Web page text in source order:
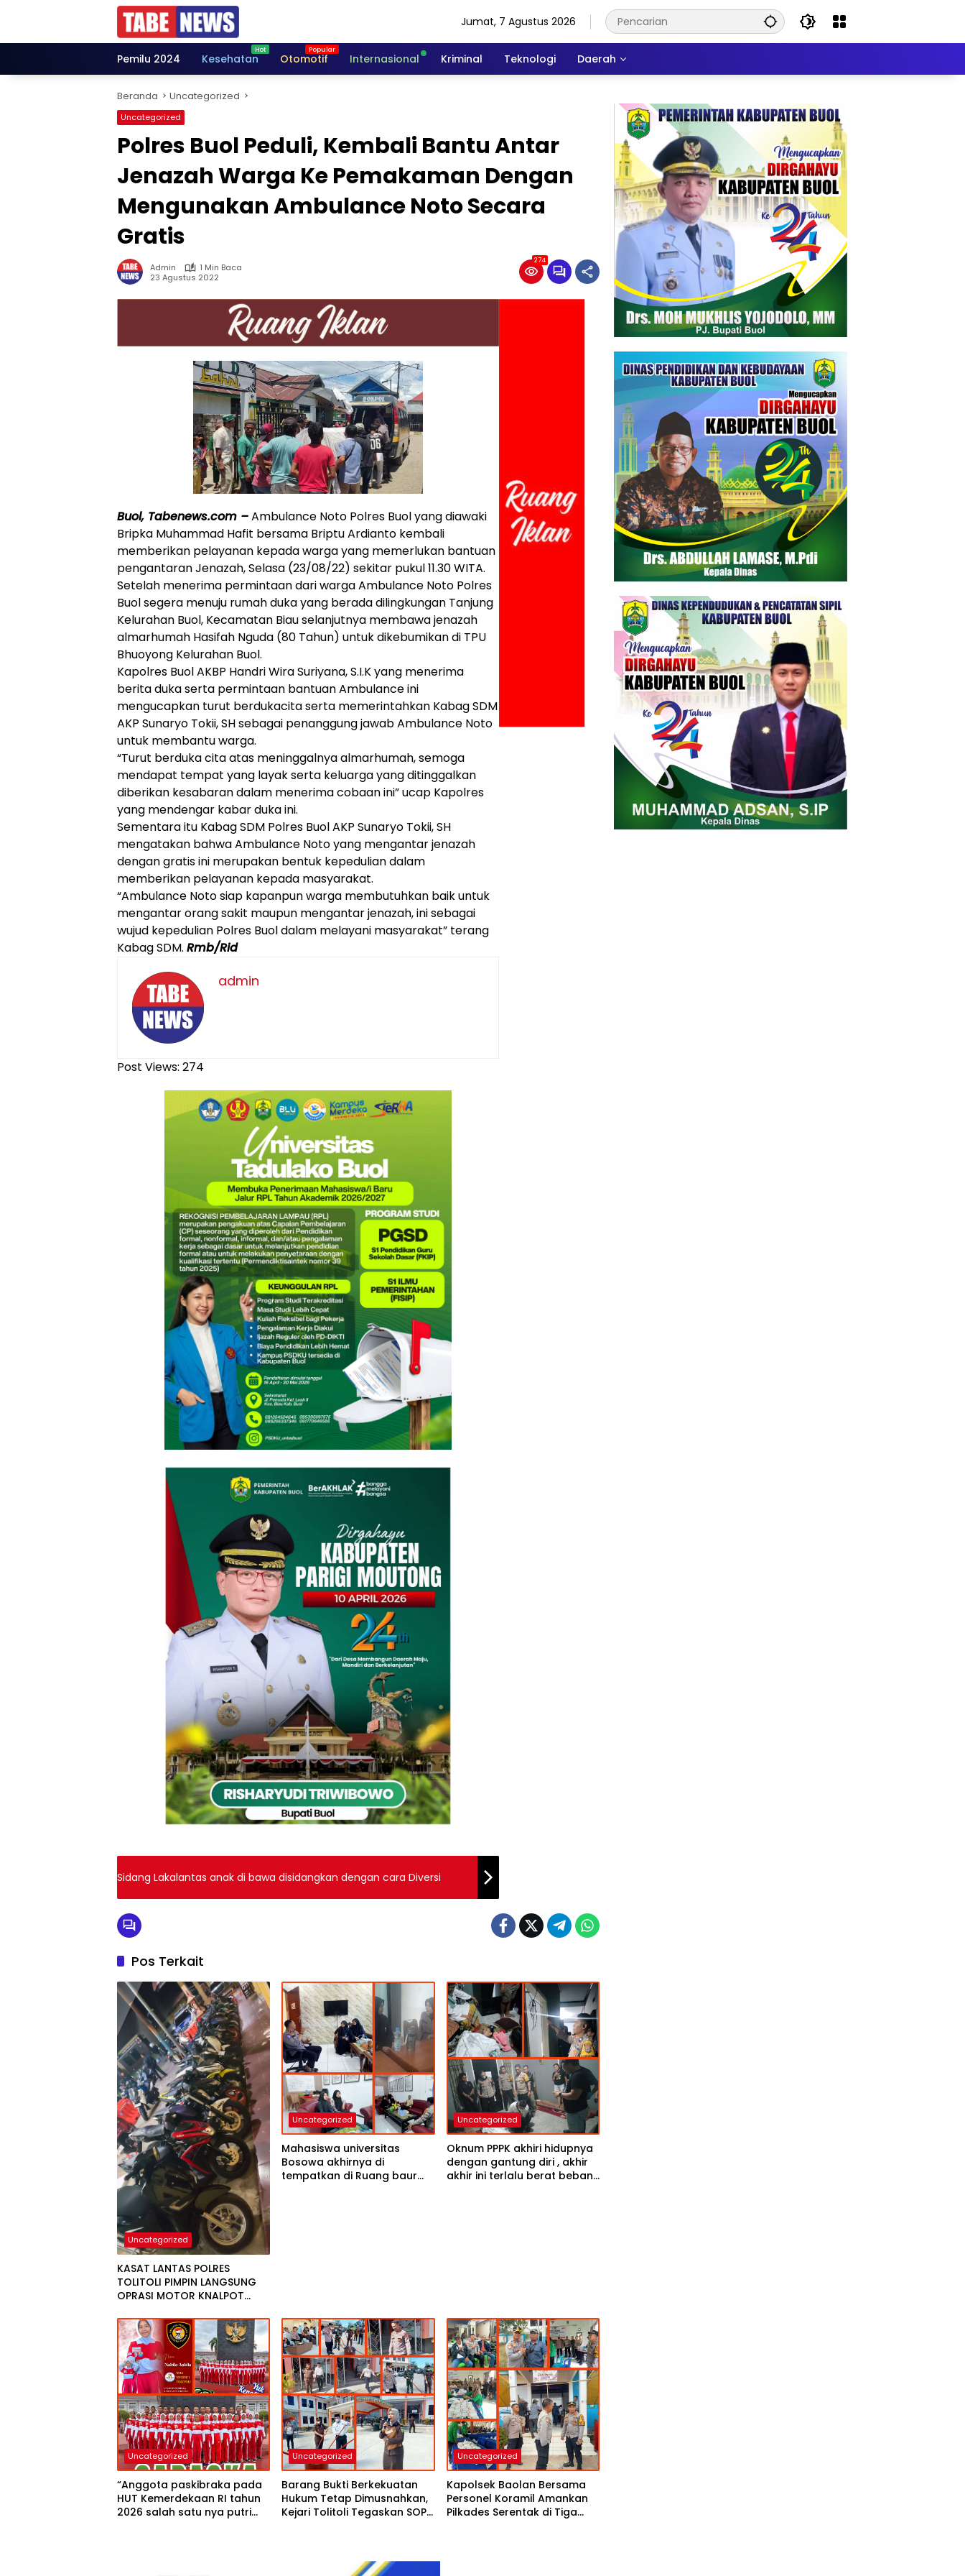
Jumat, 7 Agustus 2026
Pemilu 2024 Kesehatan Otomotif Internasional Kriminal Teknologi Daerah
Beranda Uncategorized
Uncategorized
Polres Buol Peduli, Kembali Bantu Antar
Jenazah Warga Ke Pemakaman Dengan
Mengunakan Ambulance Noto Secara
Gratis
Admin
1 Min Baca
23 Agustus 2022
274
Buol, Tabenews.com –Ambulance Noto Polres Buol yang diawaki
Bripka Muhammad Hafit bersama Briptu Ardianto kembali
memberikan pelayanan kepada warga yang memerlukan bantuan
pengantaran Jenazah, Selasa (23/08/22) sekitar pukul 11.30 WITA.
Setelah menerima permintaan dari warga Ambulance Noto Polres
Buol segera menuju rumah duka yang berada dilingkungan Tanjung
Kelurahan Buol, Kecamatan Biau selanjutnya membawa jenazah
almarhumah Hasifah Nguda (80 Tahun) untuk dikebumikan di TPU
Bhuoyong Kelurahan Buol.
Kapolres Buol AKBP Handri Wira Suriyana, S.I.K yang menerima
berita duka serta permintaan bantuan Ambulance ini
mengucapkan turut berdukacita serta memerintahkan Kabag SDM
AKP Sunaryo Tokii, SH sebagai penanggung jawab Ambulance Noto
untuk membantu warga.
“Turut berduka cita atas meninggalnya almarhumah, semoga
mendapat tempat yang layak serta keluarga yang ditinggalkan
diberikan kesabaran dalam menerima cobaan ini” ucap Kapolres
yang mendengar kabar duka ini.
Sementara itu Kabag SDM Polres Buol AKP Sunaryo Tokii, SH
mengatakan bahwa Ambulance Noto yang mengantar jenazah
dengan gratis ini merupakan bentuk kepedulian dalam
memberikan pelayanan kepada masyarakat.
“Ambulance Noto siap kapanpun warga membutuhkan baik untuk
mengantar orang sakit maupun mengantar jenazah, ini sebagai
wujud kepedulian Polres Buol dalam melayani masyarakat” terang
Kabag SDM. Rmb/Rid
admin
Post Views: 274
Sidang Lakalantas anak di bawa disidangkan dengan cara Diversi
Pos Terkait
Uncategorized
KASAT LANTAS POLRES
TOLITOLI PIMPIN LANGSUNG
OPRASI MOTOR KNALPOT
TIDUR NYAMAN DI MALAM
HARI
Uncategorized
Mahasiswa universitas
Bosowa akhirnya di
tempatkan di Ruang baur
Uncategorized
Oknum PPPK akhiri hidupnya
dengan gantung diri , akhir
akhir ini terlalu berat beban
Uncategorized
“Anggota paskibraka pada
HUT Kemerdekaan RI tahun
2026 salah satu nya putri
Uncategorized
Barang Bukti Berkekuatan
Hukum Tetap Dimusnahkan,
Kejari Tolitoli Tegaskan SOP
Uncategorized
Kapolsek Baolan Bersama
Personel Koramil Amankan
Pilkades Serentak di Tiga